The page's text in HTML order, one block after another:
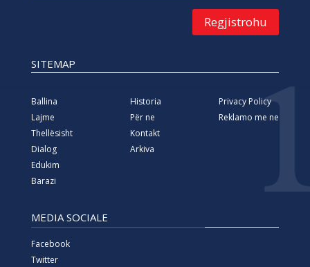
Regjistrohu
SITEMAP
Ballina
Lajme
Thellësisht
Dialog
Edukim
Barazi
Historia
Për ne
Kontakt
Arkiva
Privacy Policy
Reklamo me ne
MEDIA SOCIALE
Facebook
Twitter